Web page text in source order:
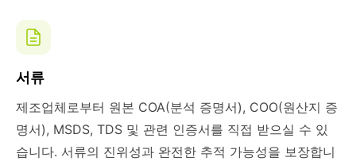
서류
제조업체로부터 원본 COA(분석 증명서), COO(원산지 증
명서), MSDS, TDS 및 관련 인증서를 직접 받으실 수 있
습니다. 서류의 진위성과 완전한 추적 가능성을 보장합니